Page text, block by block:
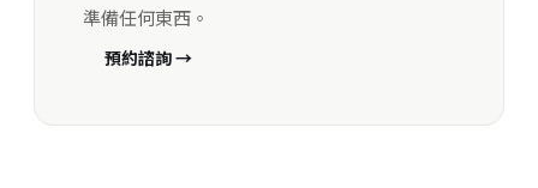
準備任何東西。
預約諮詢 →